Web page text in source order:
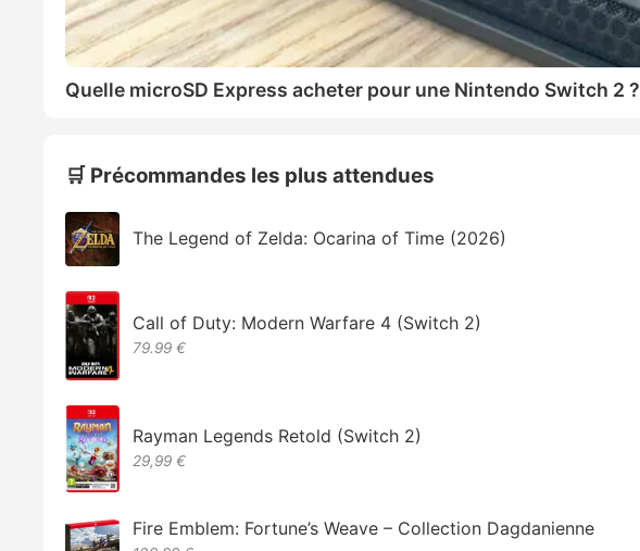
Quelle microSD Express acheter pour une Nintendo Switch 2 ?
🛒 Précommandes les plus attendues
The Legend of Zelda: Ocarina of Time (2026)
Call of Duty: Modern Warfare 4 (Switch 2)
79.99 €
Rayman Legends Retold (Switch 2)
29,99 €
Fire Emblem: Fortune’s Weave – Collection Dagdanienne